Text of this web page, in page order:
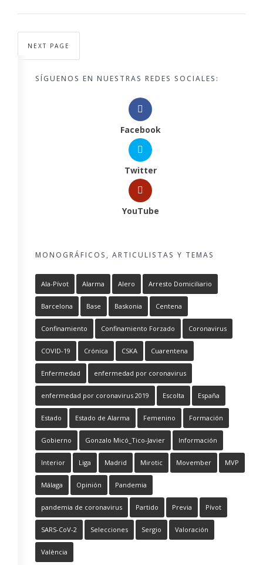
NEXT PAGE
SÍGUENOS EN NUESTRAS REDES SOCIALES:
Facebook
Twitter
YouTube
MONOGRÁFICOS, ARTICULISTAS Y TEMAS
Ala-Pívot Alarma Alero Arresto Domiciliario
Barcelona Base Baskonia Centena
Confinamiento Confinamiento Forzado Coronavirus
COVID-19 Crónica CSKA Cuarentena
Enfermedad enfermedad por coronavirus
enfermedad por coronavirus 2019 Escolta España
Estado Estado de Alarma Femenino Formación
Gobierno Gonzalo Micó_Tico-Javier Información
Interior Liga Madrid Mirotic Movember MVP
Málaga Opinión Pandemia
pandemia de coronavirus Partido Previa Pívot
SARS-CoV-2 Selecciones Sergio Valoración
València